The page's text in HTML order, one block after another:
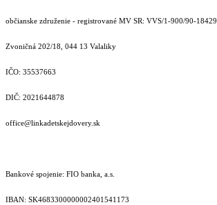
občianske združenie - registrované MV SR: VVS/1-900/90-18429
Zvoničná 202/18, 044 13 Valaliky
IČO: 35537663
DIČ: 2021644878
office@linkadetskejdovery.sk
Bankové spojenie: FIO banka, a.s.
IBAN: SK46833000000­02401541173